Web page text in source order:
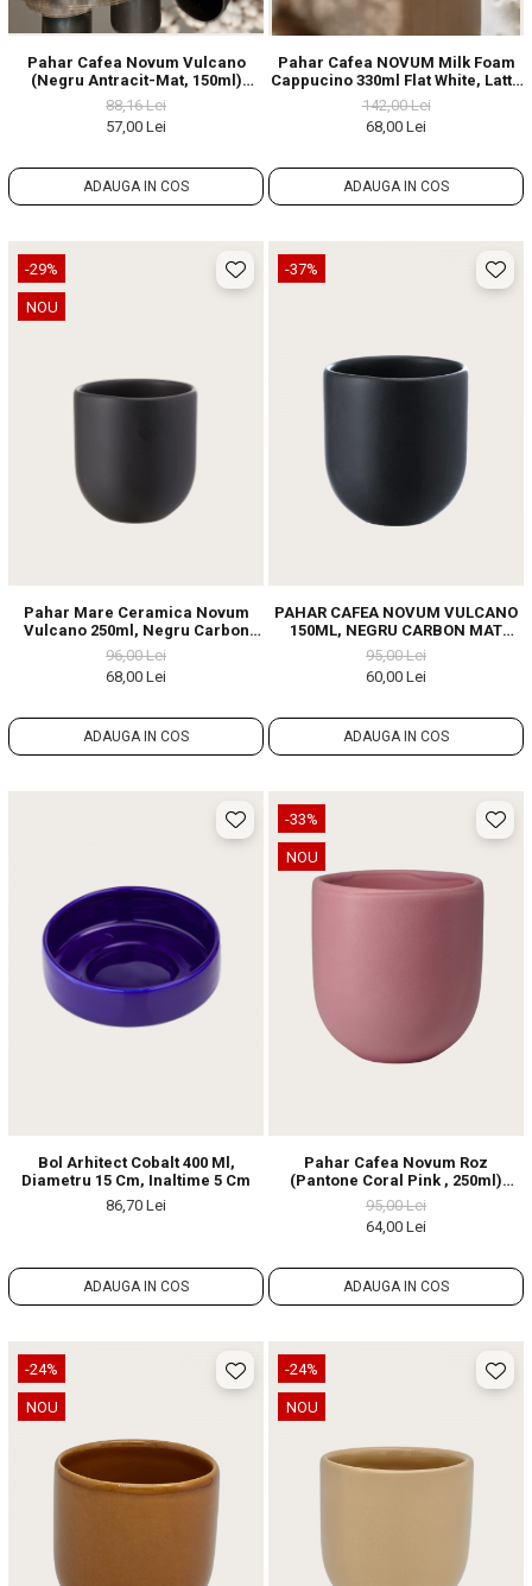
Pahar Cafea Novum Vulcano
(Negru Antracit-Mat, 150ml)
Gresie Glazuratã Manual
88,16 Lei
57,00 Lei
ADAUGA IN COS
Pahar Cafea NOVUM Milk Foam
Cappucino 330ml Flat White, Latte
(culoare Alb Mat Foam)
142,00 Lei
68,00 Lei
ADAUGA IN COS
-29%
NOU
Pahar Mare Ceramica Novum
Vulcano 250ml, Negru Carbon
Mat (Cappuccino, Flat White,
Latte)
96,00 Lei
68,00 Lei
ADAUGA IN COS
-37%
PAHAR CAFEA NOVUM VULCANO
150ML, NEGRU CARBON MAT
(ESPRESSO, CAPPUCCINO) GRESIE
GLAZURATĂ
95,00 Lei
60,00 Lei
ADAUGA IN COS
Bol Arhitect Cobalt 400 Ml,
Diametru 15 Cm, Inaltime 5 Cm
86,70 Lei
ADAUGA IN COS
-33%
NOU
Pahar Cafea Novum Roz
(Pantone Coral Pink , 250ml)
Gresie Glazuratã Manual
95,00 Lei
64,00 Lei
ADAUGA IN COS
-24%
NOU
-24%
NOU